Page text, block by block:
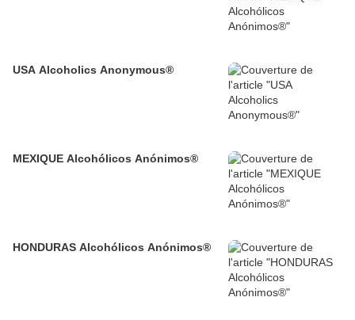
USA Alcoholics Anonymous®
MEXIQUE Alcohólicos Anónimos®
HONDURAS Alcohólicos Anónimos®